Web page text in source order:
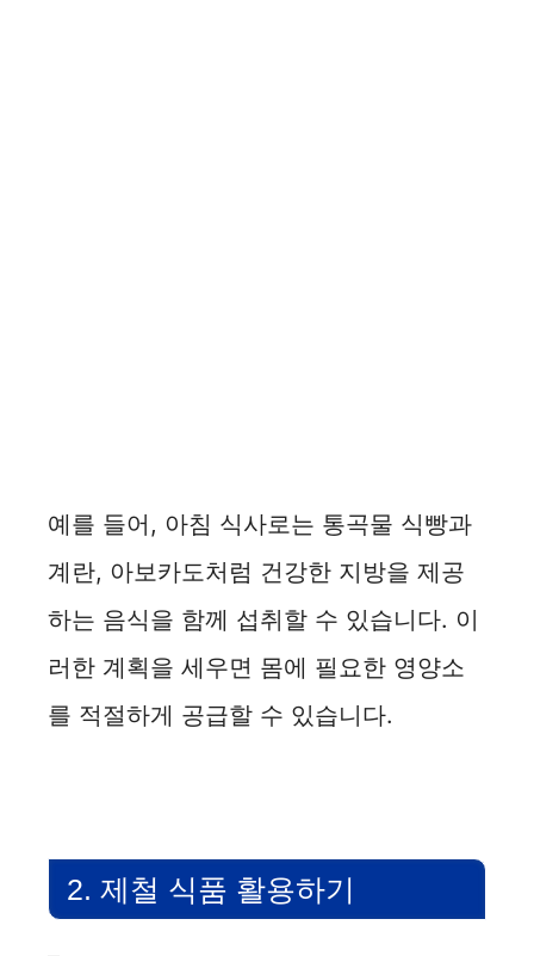
예를 들어, 아침 식사로는 통곡물 식빵과
계란, 아보카도처럼 건강한 지방을 제공
하는 음식을 함께 섭취할 수 있습니다. 이
러한 계획을 세우면 몸에 필요한 영양소
를 적절하게 공급할 수 있습니다.
2. 제철 식품 활용하기